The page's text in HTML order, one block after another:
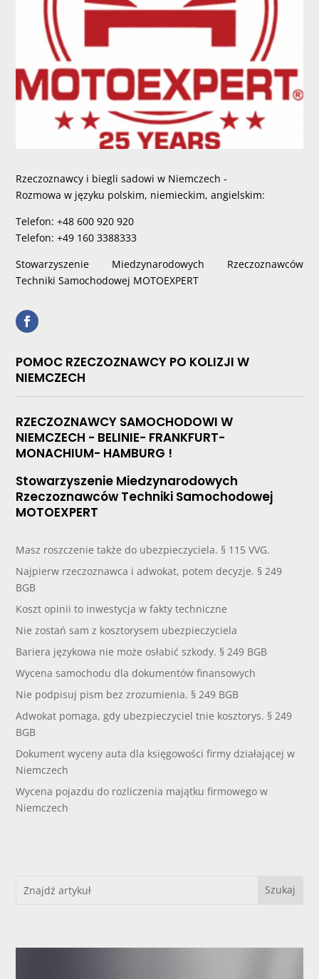
Rzeczoznawcy i biegli sadowi w Niemczech -
Rozmowa w języku polskim, niemieckim, angielskim:
Telefon: +48 600 920 920
Telefon: +49 160 3388333
Stowarzyszenie Miedzynarodowych Rzeczoznawców
Techniki Samochodowej MOTOEXPERT
POMOC RZECZOZNAWCY PO KOLIZJI W
NIEMCZECH
RZECZOZNAWCY SAMOCHODOWI W
NIEMCZECH - BELINIE- FRANKFURT-
MONACHIUM- HAMBURG !
Stowarzyszenie Miedzynarodowych
Rzeczoznawców Techniki Samochodowej
MOTOEXPERT
Masz roszczenie także do ubezpieczyciela. § 115 VVG.
Najpierw rzeczoznawca i adwokat, potem decyzje. § 249
BGB
Koszt opinii to inwestycja w fakty techniczne
Nie zostań sam z kosztorysem ubezpieczyciela
Bariera językowa nie może osłabić szkody. § 249 BGB
Wycena samochodu dla dokumentów finansowych
Nie podpisuj pism bez zrozumienia. § 249 BGB
Adwokat pomaga, gdy ubezpieczyciel tnie kosztorys. § 249
BGB
Dokument wyceny auta dla księgowości firmy działającej w
Niemczech
Wycena pojazdu do rozliczenia majątku firmowego w
Niemczech